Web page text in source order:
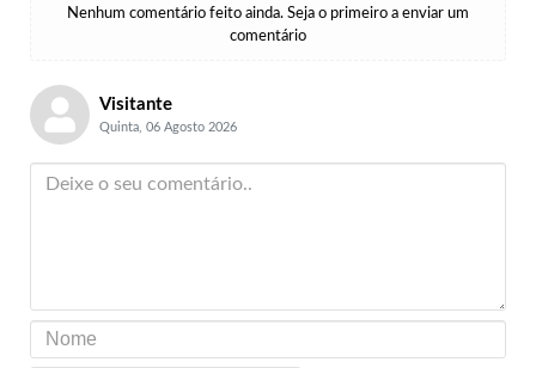
Nenhum comentário feito ainda. Seja o primeiro a enviar um
comentário
Visitante
Quinta, 06 Agosto 2026